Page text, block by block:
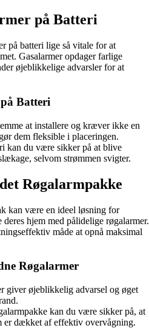
på Batteri
på batteri lige så vitale for at
Gasalarmer opdager farlige
øjeblikkelige advarsler for at
Batteri
at installere og kræver ikke en
dem fleksible i placeringen.
kan du være sikker på at blive
selvom strømmen svigter.
Røgalarmpakke
kan være en ideel løsning for
hjem med pålidelige røgalarmer.
måde at opnå maksimal
Røgalarmer
giver øjeblikkelig advarsel og øget
kan du være sikker på, at
er dækket af effektiv overvågning.